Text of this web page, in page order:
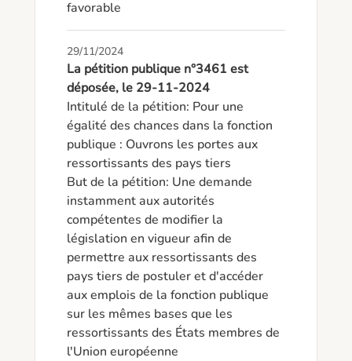
favorable
29/11/2024
La pétition publique n°3461 est
déposée, le 29-11-2024
Intitulé de la pétition: Pour une
égalité des chances dans la fonction
publique : Ouvrons les portes aux
ressortissants des pays tiers
But de la pétition: Une demande
instamment aux autorités
compétentes de modifier la
législation en vigueur afin de
permettre aux ressortissants des
pays tiers de postuler et d'accéder
aux emplois de la fonction publique
sur les mêmes bases que les
ressortissants des États membres de
l'Union européenne